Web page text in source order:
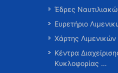
Έδρες
Ευρετήριο
Χάρτης
Κέντρα
Κυκλοφορίας …